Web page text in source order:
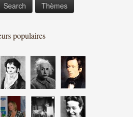
Search Thèmes
populaires